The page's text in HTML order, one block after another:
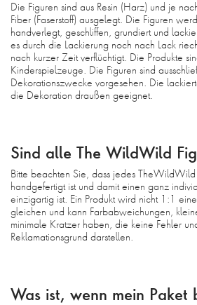
CONTACT
FAQ
AGB
EN
Die Figuren sind aus Resin (Harz) und je
Fiber (Faserstoff) ausgelegt. Die Figuren
handverlegt, geschliffen, grundiert und
es durch die Lackierung noch nach Lack
nach kurzer Zeit verflüchtigt. Die Produkte
Kinderspielzeuge. Die Figuren sind
Dekorationszwecke vorgesehen. Die
die Dekoration draußen geeignet.
Sind alle The WildWild
Bitte beachten Sie, dass jedes TheWildWild
handgefertigt ist und damit einen ganz
einzigartig ist. Ein Produkt wird nicht 1:1
gleichen und kann Farbabweichungen,
minimale Kratzer haben, die keine Fehler
Reklamationsgrund darstellen.
Was ist, wenn mein Paket